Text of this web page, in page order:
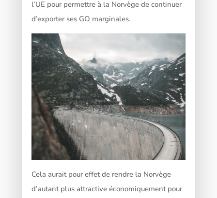
l’UE pour permettre à la Norvège de continuer
d’exporter ses GO marginales.
Cela aurait pour effet de rendre la Norvège
d’autant plus attractive économiquement pour